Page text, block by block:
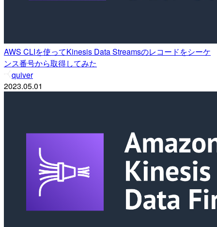
AWS CLIを使ってKinesis Data Streamsのレコードをシーケ
ンス番号から取得してみた
quiver
2023.05.01